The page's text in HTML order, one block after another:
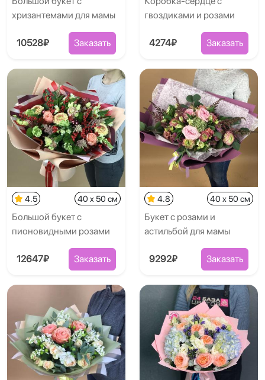
хризантемами для мамы
10528₽ Заказать
гвоздиками и розами
4274₽ Заказать
4.5 40 x 50 см
Большой букет с
пионовидными розами
12647₽ Заказать
4.8 40 x 50 см
Букет с розами и
астильбой для мамы
9292₽ Заказать